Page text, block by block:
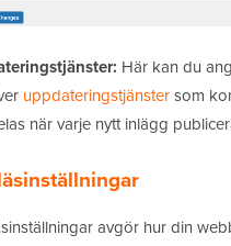
Här kan du
uppdateringstjänstersom
när varje nytt inlägg
avgör hur din